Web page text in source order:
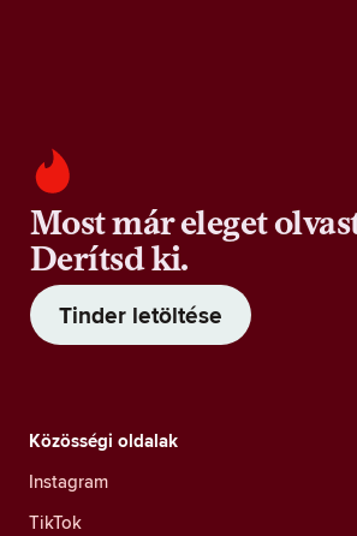
Most már eleget
Derítsd ki.
Tinder letöltése
Közösségi oldalak
Instagram
TikTok